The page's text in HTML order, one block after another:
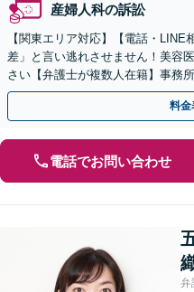
産婦人科の訴訟
【関東エリア対応】【電話・
差」と言い逃れさせません！美容
さい【弁護士が複数人在籍】事務
返金・賠償請求をサポートいたし
料金
電話でお問い合わせ
弁